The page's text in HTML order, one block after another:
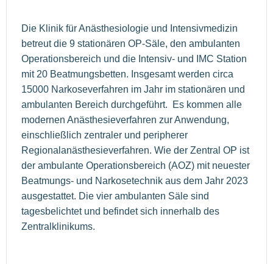
Die Klinik für Anästhesiologie und Intensivmedizin
betreut die 9 stationären OP-Säle, den ambulanten
Operationsbereich und die Intensiv- und IMC Station
mit 20 Beatmungsbetten. Insgesamt werden circa
15000 Narkoseverfahren im Jahr im stationären und
ambulanten Bereich durchgeführt. Es kommen alle
modernen Anästhesieverfahren zur Anwendung,
einschließlich zentraler und peripherer
Regionalanästhesieverfahren. Wie der Zentral OP ist
der ambulante Operationsbereich (AOZ) mit neuester
Beatmungs- und Narkosetechnik aus dem Jahr 2023
ausgestattet. Die vier ambulanten Säle sind
tagesbelichtet und befindet sich innerhalb des
Zentralklinikums.